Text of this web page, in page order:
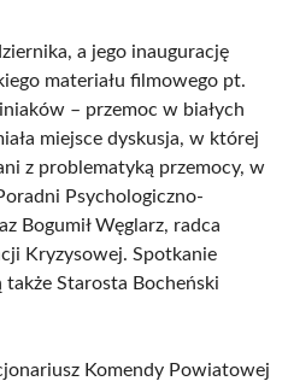
a jego inaugurację
materiału filmowego pt.
– przemoc w białych
miejsce dyskusja, w której
z problematyką przemocy, w
Psychologiczno-
Bogumił Węglarz, radca
Kryzysowej. Spotkanie
także Starosta Bocheński
Komendy Powiatowej